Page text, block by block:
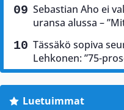
Sebastian Aho ei
uransa alussa –
Tässäkö sopiva
Lehkonen: ”75-
Luetuimmat